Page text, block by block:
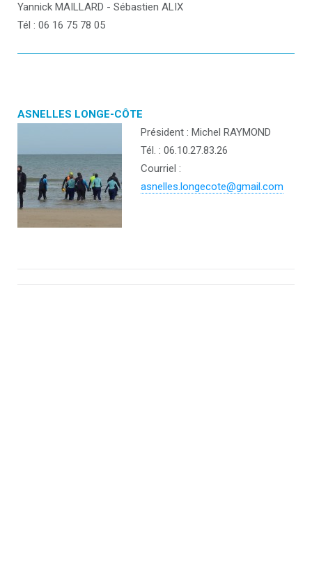
Yannick MAILLARD - Sébastien ALIX
Tél : 06 16 75 78 05
ASNELLES LONGE-CÔTE
Président : Michel RAYMOND
Tél. : 06.10.27.83.26
Courriel :
asnelles.longecote@gmail.com